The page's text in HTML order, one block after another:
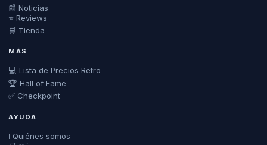
📰 Noticias
⭐ Reviews
🛒 Tienda
MÁS
💻 Lista de Precios Retro
🏆 Hall of Fame
✅ Checkpoint
AYUDA
ℹ️ Quiénes somos